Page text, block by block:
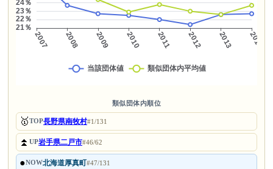
類似団体内順位
🥇TOP長野県南牧村#1/131
⏫UP岩手県二戸市#46/62
●NOW北海道厚真町#47/131